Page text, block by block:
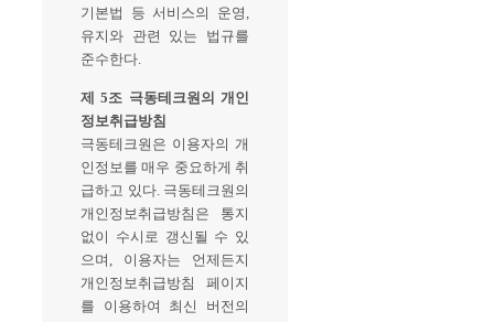
기본법 등 서비스의 운영,
유지와 관련 있는 법규를
준수한다.
제 5조 극동테크원의 개인
정보취급방침
극동테크원은 이용자의 개
인정보를 매우 중요하게 취
급하고 있다. 극동테크원의
개인정보취급방침은 통지
없이 수시로 갱신될 수 있
으며, 이용자는 언제든지
개인정보취급방침 페이지
를 이용하여 최신 버전의